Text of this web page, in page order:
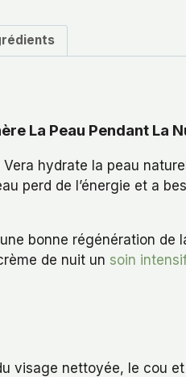
La Peau Pendant La
hydrate la peau
perd de l’énergie et a
bonne régénération
de nuit un soin
visage nettoyée, le cou